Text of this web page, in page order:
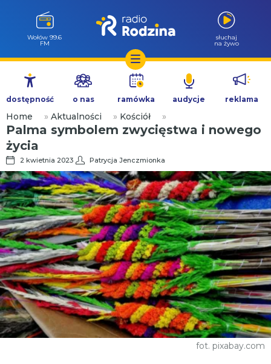
Przejdź
treści
Wołów 99.6
FM
słuchaj
na żywo
dostępność o nas ramówka audycje reklama
Home » Aktualności » Kościół »
Palma symbolem zwycięstwa i nowego
życia
2 kwietnia 2023 Patrycja Jenczmionka
fot. pixabay.com